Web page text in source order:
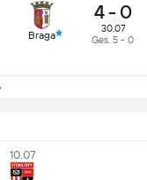
Braga
4- 0
30.07
Ges. 5 - 0
10.07